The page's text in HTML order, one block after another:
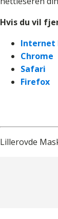
Hvis du vil
Internet
Chrome
Safari
Firefox
Lillerovde